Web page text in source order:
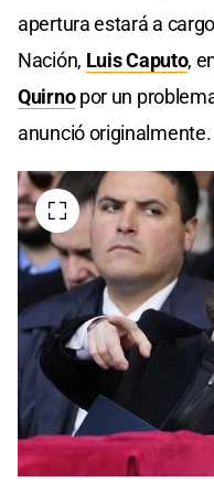
apertura estará a
Nación, Luis Caputo,
Quirnopor un
anunció originalmente.